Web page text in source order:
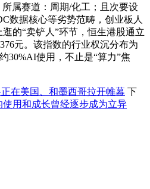
属赛道：周期/化工；且次要设
数据核心等劣势范畴，创业板人
的“卖铲人”环节，恒生港股通立
元。该指数的行业权沉分布为
30%AI使用，不止是“算力”焦
在美国、和墨西哥拉开帷幕 下
用和成长曾经逐步成为立异